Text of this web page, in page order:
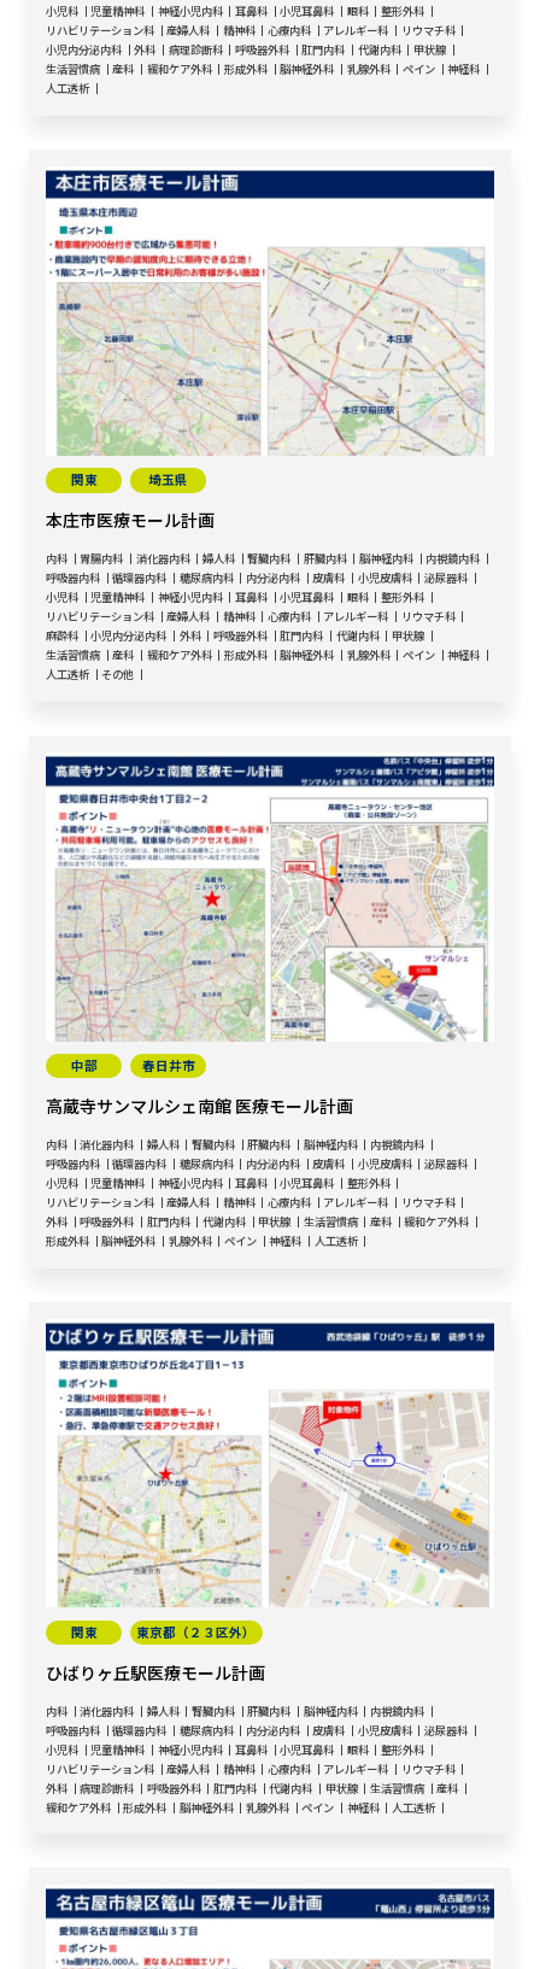
小児科
児童精神科 神経小児内科 耳鼻科 小児耳鼻科 眼科
整形外科
リハビリテーション科
産婦人科 精神科 心療内科 アレルギー科
リウマチ科
小児内分泌内科
外科 病理診断科 呼吸器外科 肛門内科 代謝内科
甲状腺
生活習慣病
産科 緩和ケア外科 形成外科 脳神経外科 乳腺外科 ペイン
神経科
人工透析
関東 埼玉県
本庄市医療モール計画
内科 胃腸内科 消化器内科 婦人科 腎臓内科 肝臓内科 脳神経内科
内視鏡内科
呼吸器内科
循環器内科 糖尿病内科 内分泌内科 皮膚科 小児皮膚科
泌尿器科
小児科
児童精神科 神経小児内科 耳鼻科 小児耳鼻科 眼科
整形外科
リハビリテーション科
産婦人科 精神科 心療内科 アレルギー科
リウマチ科
麻酔科
小児内分泌内科 外科 呼吸器外科 肛門内科 代謝内科
甲状腺
生活習慣病
産科 緩和ケア外科 形成外科 脳神経外科 乳腺外科 ペイン
神経科
人工透析
その他
中部 春日井市
高蔵寺サンマルシェ南館 医療モール計画
内科 消化器内科 婦人科 腎臓内科 肝臓内科 脳神経内科
内視鏡内科
呼吸器内科
循環器内科 糖尿病内科 内分泌内科 皮膚科 小児皮膚科
泌尿器科
小児科
児童精神科 神経小児内科 耳鼻科 小児耳鼻科
整形外科
リハビリテーション科
産婦人科 精神科 心療内科 アレルギー科
リウマチ科
外科
呼吸器外科 肛門内科 代謝内科 甲状腺 生活習慣病 産科
緩和ケア外科
形成外科
脳神経外科 乳腺外科 ペイン 神経科 人工透析
関東 東京都（２３区外）
ひばりヶ丘駅医療モール計画
内科 消化器内科 婦人科 腎臓内科 肝臓内科 脳神経内科
内視鏡内科
呼吸器内科
循環器内科 糖尿病内科 内分泌内科 皮膚科 小児皮膚科
泌尿器科
小児科
児童精神科 神経小児内科 耳鼻科 小児耳鼻科 眼科
整形外科
リハビリテーション科
産婦人科 精神科 心療内科 アレルギー科
リウマチ科
外科
病理診断科 呼吸器外科 肛門内科 代謝内科 甲状腺 生活習慣病
産科
緩和ケア外科
形成外科 脳神経外科 乳腺外科 ペイン 神経科 人工透析